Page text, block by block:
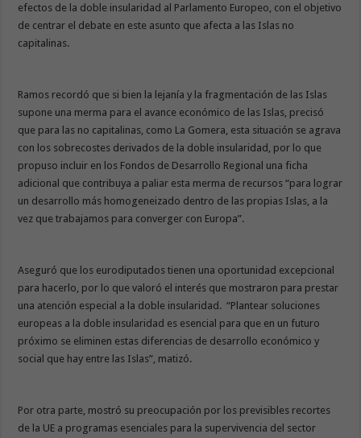
efectos de la doble insularidad al Parlamento Europeo, con el objetivo
de centrar el debate en este asunto que afecta a las Islas no
capitalinas.
Ramos recordó que si bien la lejanía y la fragmentación de las Islas
supone una merma para el avance económico de las Islas, precisó
que para las no capitalinas, como La Gomera, esta situación se agrava
con los sobrecostes derivados de la doble insularidad, por lo que
propuso incluir en los Fondos de Desarrollo Regional una ficha
adicional que contribuya a paliar esta merma de recursos “para lograr
un desarrollo más homogeneizado dentro de las propias Islas, a la
vez que trabajamos para converger con Europa”.
Aseguró que los eurodiputados tienen una oportunidad excepcional
para hacerlo, por lo que valoró el interés que mostraron para prestar
una atención especial a la doble insularidad. “Plantear soluciones
europeas a la doble insularidad es esencial para que en un futuro
próximo se eliminen estas diferencias de desarrollo económico y
social que hay entre las Islas”, matizó.
Por otra parte, mostró su preocupación por los previsibles recortes
de la UE a programas esenciales para la supervivencia del sector